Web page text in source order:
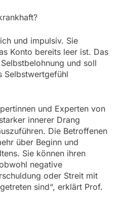
und impulsiv. Sie
Konto bereits leer ist. Das
und soll
Selbstwertgefühl
und Experten von
innerer Drang
Die Betroffenen
über Beginn und
Sie können ihren
negative
oder Streit mit
sind“, erklärt Prof.